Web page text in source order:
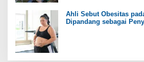
Ahli Sebut Obesitas
Dipandang sebagai